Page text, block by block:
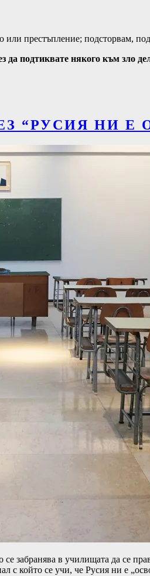
престъпление; подсторвам,
подтиквате някого към зло
“РУСИЯ НИ
забранява в училищата да се
с който се учи, че Русия ни е